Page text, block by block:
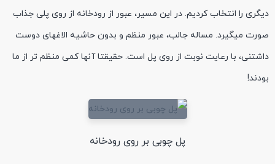
دیگری را انتخاب کردیم. در این مسیر، عبور از رودخانه از روی پلی جذاب
صورت میگیرد. مساله جالب، عبور منظم و بدون حاشیه الاغهای دوست
داشتنی، با رعایت نوبت از روی پل است. حقیقتا آنها کمی منظم تر از ما
بودند!
پل چوبی بر روی رودخانه